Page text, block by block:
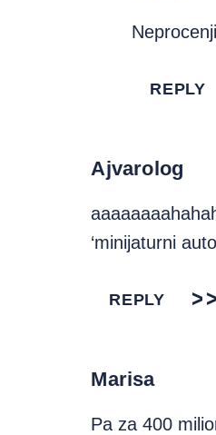
REPLY
Ajvarolog
‘minijaturni
REPLY
Marisa
Pa za 400